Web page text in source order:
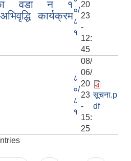
वडा न १
कार्यक्रम०/
८
१
20
23
-
12:
45
८
०/
८
१
08/
06/
20
23
-
15:
25
सूचना.p
df